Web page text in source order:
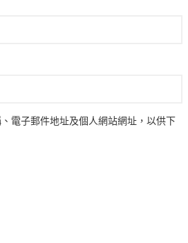
電子郵件地址及個人網站網址，以供下